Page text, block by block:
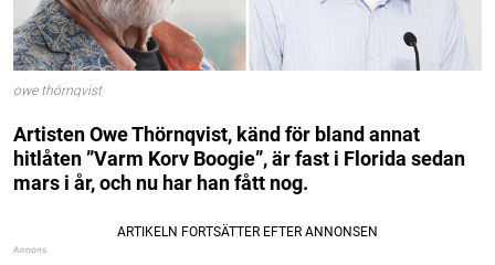
owe thörnqvist
Artisten Owe Thörnqvist, känd för bland annat
hitlåten ”Varm Korv Boogie”, är fast i Florida sedan
mars i år, och nu har han fått nog.